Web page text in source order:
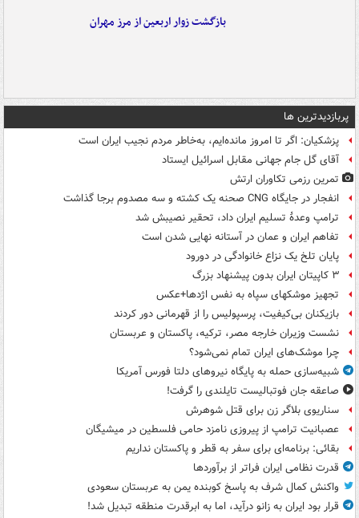
بازگشت زوار اربعین از مرز مهران
پربازدیدترین ها
پزشکیان: اگر تا امروز مانده‌ایم، به‌خاطر مردم نجیب ایران است
آقای گل جام جهانی مقابل اسرائیل ایستاد
تمرین رزمی تکاوران ارتش
انفجار در جایگاه CNG صحنه یک کشته و سه مصدوم برجا گذاشت
ترامپ وعدۀ تسلیم ایران داد، تحقیر نصیبش شد
تفاهم ایران و عمان در آستانه نهایی شدن است
پایان تلخ یک نزاع خانوادگی در دورود
۳ کاپیتان ایران بدون پیشنهاد بزرگ
تجهیز موشکهای سپاه به نفس اژدها+عکس
بازیکنان بی‌کیفیت، پرسپولیس را از قهرمانی دور کردند
نشست وزیران خارجه مصر، ترکیه، پاکستان و عربستان
چرا موشک‌های ایران تمام نمی‌شود؟
شبیه‌سازی حمله به پایگاه نیروهای دلتا فورس آمریکا
صاعقه جان فوتبالیست تایلندی را گرفت!
سناریوی بلاگر زن برای قتل شوهرش
عصبانیت ترامپ از پیروزی نامزد حامی فلسطین در میشیگان
بقائی: برنامه‌ای برای سفر به قطر و پاکستان نداریم
قدرت نظامی ایران فراتر از برآوردها
واکنش کمال شرف به پاسخ کوبنده یمن به عربستان سعودی
قرار بود ایران به زانو درآید، اما به ابرقدرت منطقه تبدیل شد!